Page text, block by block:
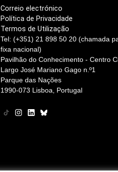
Correio electrónico
Política de Privacidade
Termos de Utilização
Tel: (+351) 21 898 50 20 (chamada
fixa nacional)
Pavilhão do Conhecimento - Centro
Largo José Mariano Gago n.º1
Parque das Nações
1990-073 Lisboa, Portugal